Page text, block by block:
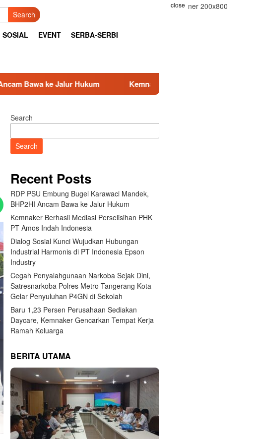
close
Search
SOSIAL EVENT SERBA-SERBI
Kemnaker Berhasil Mediasi Perselisihan PHK PT Amos
Search
Search
Recent Posts
RDP PSU Embung Bugel Karawaci Mandek,
BHP2HI Ancam Bawa ke Jalur Hukum
Kemnaker Berhasil Mediasi Perselisihan PHK
PT Amos Indah Indonesia
Dialog Sosial Kunci Wujudkan Hubungan
Industrial Harmonis di PT Indonesia Epson
Industry
Cegah Penyalahgunaan Narkoba Sejak Dini,
Satresnarkoba Polres Metro Tangerang Kota
Gelar Penyuluhan P4GN di Sekolah
Baru 1,23 Persen Perusahaan Sediakan
Daycare, Kemnaker Gencarkan Tempat Kerja
Ramah Keluarga
BERITA UTAMA